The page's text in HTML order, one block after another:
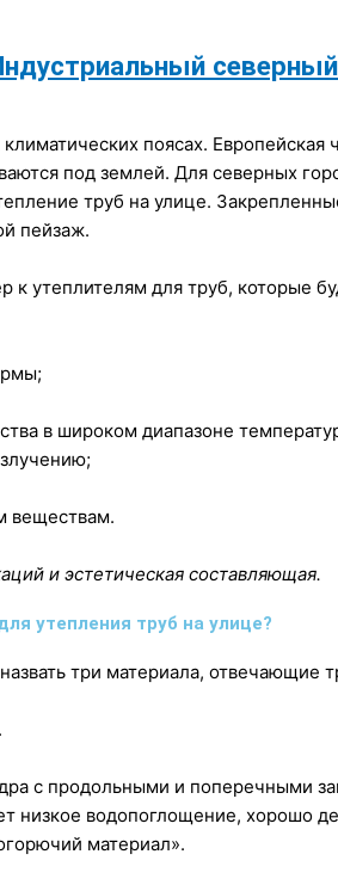
поясах.
под землей. Для северных
труб на улице.
пейзаж.
утеплителям для труб, которые
в широком диапазоне
веществам.
и эстетическая составляющая.
утепления труб на улице?
три материала, отвечающие
с продольными и поперечными
водопоглощение, хорошо
материал».